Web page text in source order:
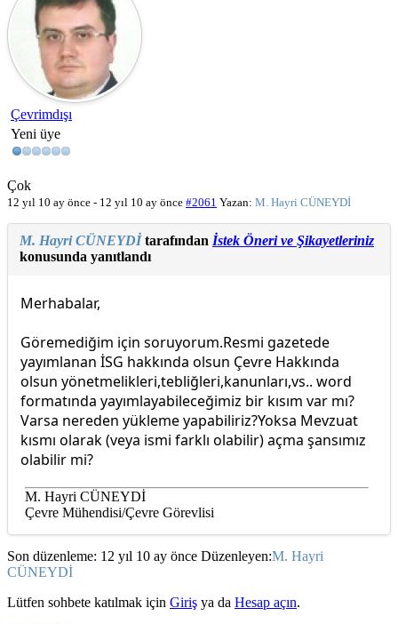
Çevrimdışı
Yeni üye
Çok
12 yıl 10 ay önce - 12 yıl 10 ay önce #2061 Yazan: M. Hayri CÜNEYDİ
M. Hayri CÜNEYDİtarafından İstek Öneri ve Şikayetleriniz
konusunda yanıtlandı
Merhabalar,
Göremediğim için soruyorum.Resmi gazetede
yayımlanan İSG hakkında olsun Çevre Hakkında
olsun yönetmelikleri,tebliğleri,kanunları,vs.. word
formatında yayımlayabileceğimiz bir kısım var mı?
Varsa nereden yükleme yapabiliriz?Yoksa Mevzuat
kısmı olarak (veya ismi farklı olabilir) açma şansımız
olabilir mi?
M. Hayri CÜNEYDİ
Çevre Mühendisi/Çevre Görevlisi
Son düzenleme: 12 yıl 10 ay önce Düzenleyen:M. Hayri
CÜNEYDİ
Lütfen sohbete katılmak için Giriş ya da Hesap açın.